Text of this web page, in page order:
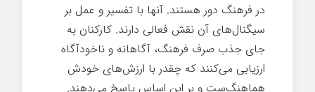
در فرهنگ دور هستند. آنها با تفسیر و عمل بر
سیگنال‌های آن نقش فعالی دارند. کارکنان به
جای جذب صرف فرهنگ، آگاهانه و ناخودآگاه
ارزیابی می‌کنند که چقدر با ارزش‌های خودش
هماهنگ‌ست و بر این اساس پاسخ می‌دهند.